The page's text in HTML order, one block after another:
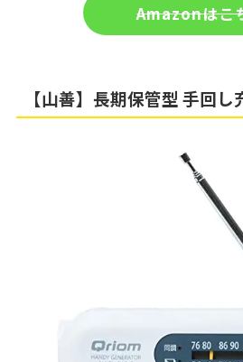
Amazonはこ
【山善】長期保管型 手回し